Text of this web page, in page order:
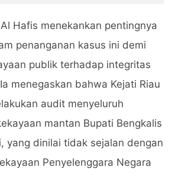
Hafis menekankan pentingnya
penanganan kasus ini demi
publik terhadap integritas
menegaskan bahwa Kejati Riau
audit menyeluruh
mantan Bupati Bengkalis
yang dinilai tidak sejalan dengan
Penyelenggara Negara